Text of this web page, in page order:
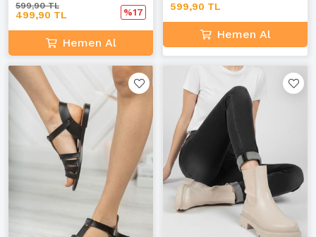
499,90 TL
599,90 TL
%17
Hemen Al
599,90 TL
Hemen Al